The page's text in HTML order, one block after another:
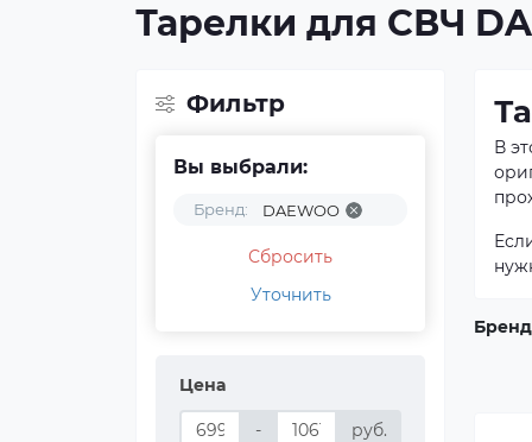
Тарелки для СВЧ
Фильтр
Вы выбрали:
Бренд: DAEWOO
Сбросить
Уточнить
Цена
- руб.
В
Бренд